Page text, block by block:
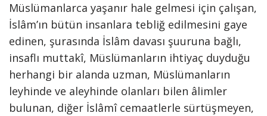
Müslümanlarca yaşanır hale gelmesi için çalışan,
İslâm’ın bütün insanlara tebliğ edilmesini gaye
edinen, şurasında İslâm davası şuuruna bağlı,
insaflı muttakî, Müslümanların ihtiyaç duyduğu
herhangi bir alanda uzman, Müslümanların
leyhinde ve aleyhinde olanları bilen âlimler
bulunan, diğer İslâmî cemaatlerle sürtüşmeyen,